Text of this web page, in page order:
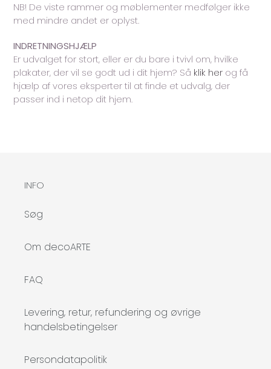
NB! De viste rammer og møblementer medfølger ikke
med mindre andet er oplyst.
INDRETNINGSHJÆLP
Er udvalget for stort, eller er du bare i tvivl om, hvilke
plakater, der vil se godt ud i dit hjem? Så klik her og få
hjælp af vores eksperter til at finde et udvalg, der
passer ind i netop dit hjem.
INFO
Søg
Om decoARTE
FAQ
Levering, retur, refundering og øvrige
handelsbetingelser
Persondatapolitik